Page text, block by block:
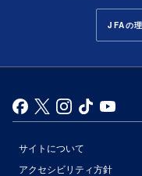
JFAの
サイトについて
アクセシビリティ方針